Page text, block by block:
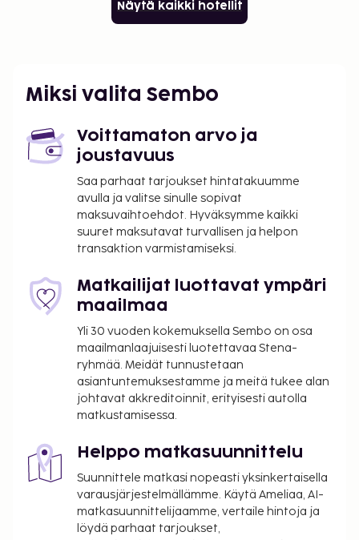
Näytä kaikki hotellit
Miksi valita Sembo
Voittamaton arvo ja
joustavuus
Saa parhaat tarjoukset hintatakuumme
avulla ja valitse sinulle sopivat
maksuvaihtoehdot. Hyväksymme kaikki
suuret maksutavat turvallisen ja helpon
transaktion varmistamiseksi.
Matkailijat luottavat ympäri
maailmaa
Yli 30 vuoden kokemuksella Sembo on osa
maailmanlaajuisesti luotettavaa Stena-
ryhmää. Meidät tunnustetaan
asiantuntemuksestamme ja meitä tukee alan
johtavat akkreditoinnit, erityisesti autolla
matkustamisessa.
Helppo matkasuunnittelu
Suunnittele matkasi nopeasti yksinkertaisella
varausjärjestelmällämme. Käytä Ameliaa, AI-
matkasuunnittelijaamme, vertaile hintoja ja
löydä parhaat tarjoukset,